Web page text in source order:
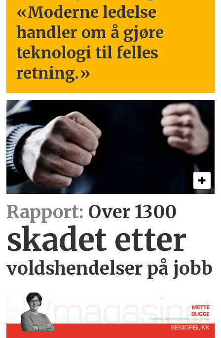
«Moderne ledelse
handler om å gjøre
teknologi til felles
retning.»
Rapport: Over 1300
skadet etter
voldshendelser på jobb